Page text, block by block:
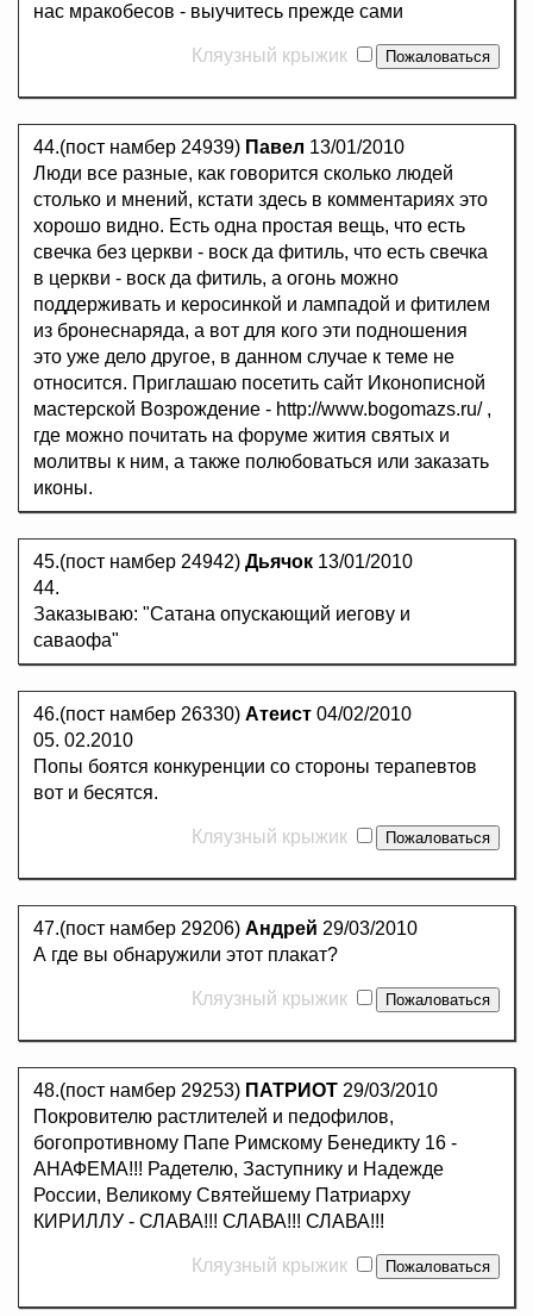
нас мракобесов - выучитесь прежде сами
Кляузный крыжик
44.(пост намбер 24939) Павел 13/01/2010
Люди все разные, как говорится сколько людей
столько и мнений, кстати здесь в комментариях это
хорошо видно. Есть одна простая вещь, что есть
свечка без церкви - воск да фитиль, что есть свечка
в церкви - воск да фитиль, а огонь можно
поддерживать и керосинкой и лампадой и фитилем
из бронеснаряда, а вот для кого эти подношения
это уже дело другое, в данном случае к теме не
относится. Приглашаю посетить сайт Иконописной
мастерской Возрождение - http://www.bogomazs.ru/ ,
где можно почитать на форуме жития святых и
молитвы к ним, а также полюбоваться или заказать
иконы.
45.(пост намбер 24942) Дьячок 13/01/2010
44.
Заказываю: "Сатана опускающий иегову и
саваофа"
46.(пост намбер 26330) Атеист 04/02/2010
05. 02.2010
Попы боятся конкуренции со стороны терапевтов
вот и бесятся.
Кляузный крыжик
47.(пост намбер 29206) Андрей 29/03/2010
А где вы обнаружили этот плакат?
Кляузный крыжик
48.(пост намбер 29253) ПАТРИОТ 29/03/2010
Покровителю растлителей и педофилов,
богопротивному Папе Римскому Бенедикту 16 -
АНАФЕМА!!! Радетелю, Заступнику и Надежде
России, Великому Святейшему Патриарху
КИРИЛЛУ - СЛАВА!!! СЛАВА!!! СЛАВА!!!
Кляузный крыжик